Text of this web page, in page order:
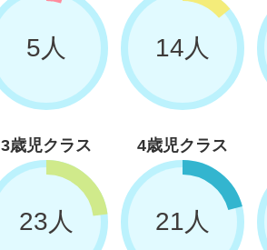
5人 14人
3歳児クラス
23人
4歳児クラス
21人